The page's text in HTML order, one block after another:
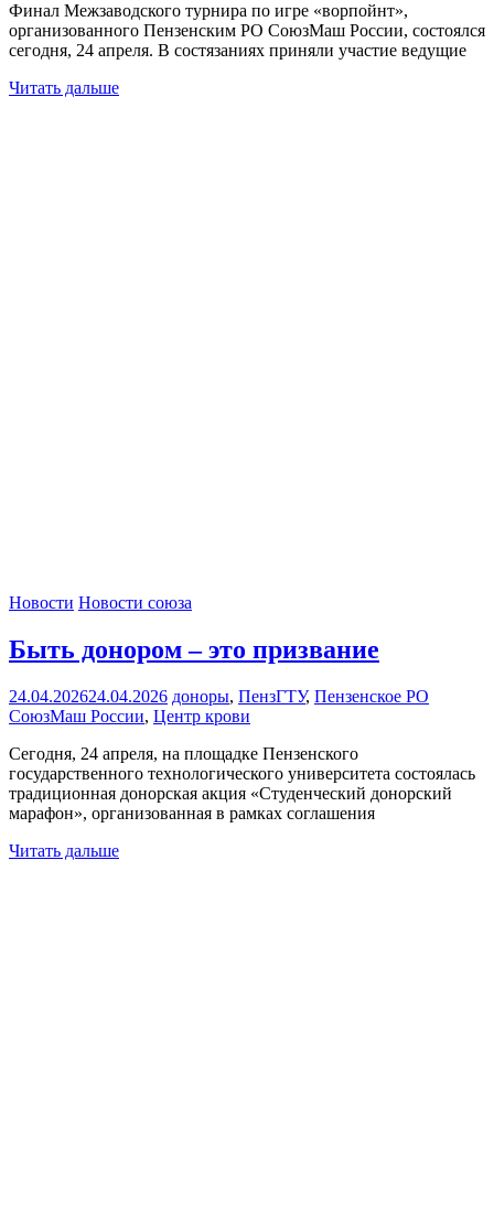
Финал Межзаводского турнира по игре «ворпойнт»,
организованного Пензенским РО СоюзМаш России, состоялся
сегодня, 24 апреля. В состязаниях приняли участие ведущие
Читать дальше
Новости Новости союза
Быть донором – это призвание
24.04.202624.04.2026 доноры, ПензГТУ, Пензенское РО
СоюзМаш России, Центр крови
Сегодня, 24 апреля, на площадке Пензенского
государственного технологического университета состоялась
традиционная донорская акция «Студенческий донорский
марафон», организованная в рамках соглашения
Читать дальше